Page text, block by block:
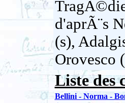
d'aprÃ¨s
(s),
Orovesco
Liste des
Bellini - Norma -